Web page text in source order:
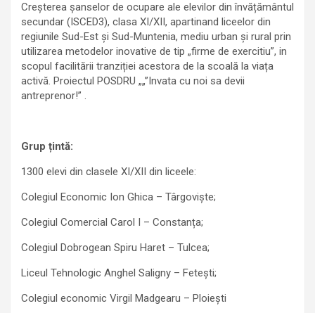
Creșterea șanselor de ocupare ale elevilor din învățământul
secundar (ISCED3), clasa XI/XII, apartinand liceelor din
regiunile Sud-Est și Sud-Muntenia, mediu urban și rural prin
utilizarea metodelor inovative de tip „firme de exercitiu”, in
scopul facilitării tranziției acestora de la scoală la viața
activă. Proiectul POSDRU „„”Invata cu noi sa devii
antreprenor!” .
Grup țintă:
1300 elevi din clasele XI/XII din liceele:
Colegiul Economic Ion Ghica – Târgoviște;
Colegiul Comercial Carol I – Constanța;
Colegiul Dobrogean Spiru Haret – Tulcea;
Liceul Tehnologic Anghel Saligny – Fetești;
Colegiul economic Virgil Madgearu – Ploiești